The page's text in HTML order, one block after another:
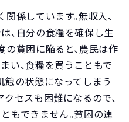
係しています。無収入、
、自分の食糧を確保し生
の貧困に陥ると、農民は作
い、食糧を買うこともで
餓の状態になってしまう
セスも困難になるので、
もできません。貧困の連